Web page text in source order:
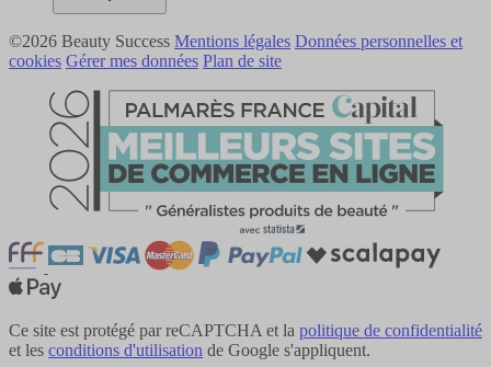
©2026 Beauty Success Mentions légales Données personnelles et
cookies Gérer mes données Plan de site
Ce site est protégé par reCAPTCHA et la politique de confidentialité
et les conditions d'utilisation de Google s'appliquent.